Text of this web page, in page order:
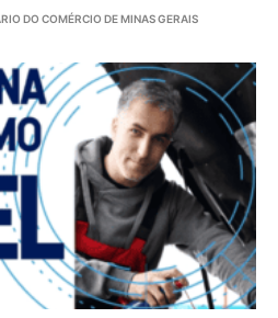
DO COMÉRCIO DE MINAS GERAIS